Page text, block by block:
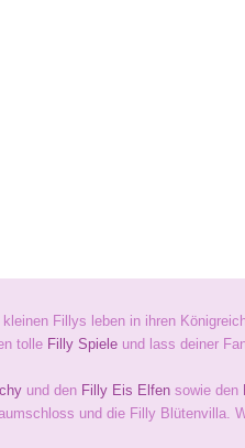
Fillys leben in ihren
tolle Filly Spieleund lass deiner
und den Filly Eis Elfensowie den
und die Filly Blütenvilla.